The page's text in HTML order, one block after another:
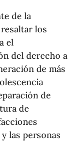
de la
los
el
del derecho a
de más
de
de
las personas